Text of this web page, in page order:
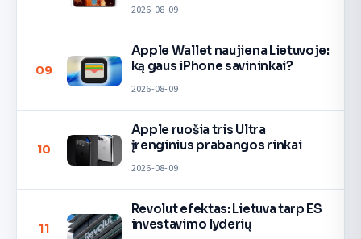
2026-08-09
09
Apple Wallet naujiena Lietuvoje:
ką gaus iPhone savininkai?
2026-08-09
10
Apple ruošia tris Ultra
įrenginius prabangos rinkai
2026-08-09
11
Revolut efektas: Lietuva tarp ES
investavimo lyderių